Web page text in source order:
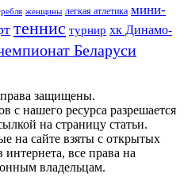
женщины легкая атлетика мини-
теннис турнир хк Динамо-
Беларуси
защищены.
с нашего ресурса разрешается
на страницу статьи.
на сайте взяты с открытых
все права на
владельцам.